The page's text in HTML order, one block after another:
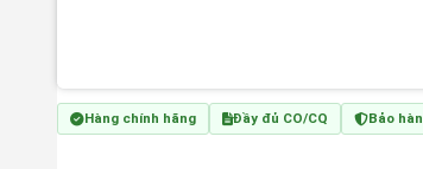
Hàng chính hãng Đầy đủ CO/CQ Bảo